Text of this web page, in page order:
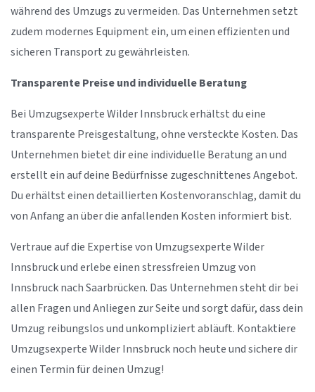
während des Umzugs zu vermeiden. Das Unternehmen setzt
zudem modernes Equipment ein, um einen effizienten und
sicheren Transport zu gewährleisten.
Transparente Preise und individuelle Beratung
Bei Umzugsexperte Wilder Innsbruck erhältst du eine
transparente Preisgestaltung, ohne versteckte Kosten. Das
Unternehmen bietet dir eine individuelle Beratung an und
erstellt ein auf deine Bedürfnisse zugeschnittenes Angebot.
Du erhältst einen detaillierten Kostenvoranschlag, damit du
von Anfang an über die anfallenden Kosten informiert bist.
Vertraue auf die Expertise von Umzugsexperte Wilder
Innsbruck und erlebe einen stressfreien Umzug von
Innsbruck nach Saarbrücken. Das Unternehmen steht dir bei
allen Fragen und Anliegen zur Seite und sorgt dafür, dass dein
Umzug reibungslos und unkompliziert abläuft. Kontaktiere
Umzugsexperte Wilder Innsbruck noch heute und sichere dir
einen Termin für deinen Umzug!